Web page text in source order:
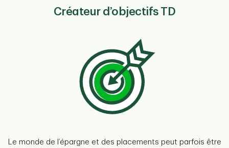
Créateur d’objectifs TD
Le monde de l’épargne et des placements peut parfois être